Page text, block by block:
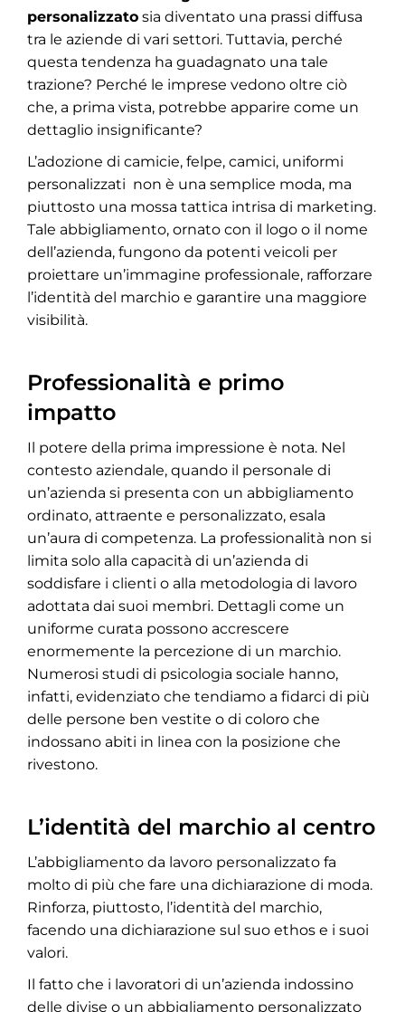
personalizzato sia diventato una prassi diffusa
tra le aziende di vari settori. Tuttavia, perché
questa tendenza ha guadagnato una tale
trazione? Perché le imprese vedono oltre ciò
che, a prima vista, potrebbe apparire come un
dettaglio insignificante?
L’adozione di camicie, felpe, camici, uniformi
personalizzati non è una semplice moda, ma
piuttosto una mossa tattica intrisa di marketing.
Tale abbigliamento, ornato con il logo o il nome
dell’azienda, fungono da potenti veicoli per
proiettare un’immagine professionale, rafforzare
l’identità del marchio e garantire una maggiore
visibilità.
Professionalità e primo
impatto
Il potere della prima impressione è nota. Nel
contesto aziendale, quando il personale di
un’azienda si presenta con un abbigliamento
ordinato, attraente e personalizzato, esala
un’aura di competenza. La professionalità non si
limita solo alla capacità di un’azienda di
soddisfare i clienti o alla metodologia di lavoro
adottata dai suoi membri. Dettagli come un
uniforme curata possono accrescere
enormemente la percezione di un marchio.
Numerosi studi di psicologia sociale hanno,
infatti, evidenziato che tendiamo a fidarci di più
delle persone ben vestite o di coloro che
indossano abiti in linea con la posizione che
rivestono.
L’identità del marchio al centro
L’abbigliamento da lavoro personalizzato fa
molto di più che fare una dichiarazione di moda.
Rinforza, piuttosto, l’identità del marchio,
facendo una dichiarazione sul suo ethos e i suoi
valori.
Il fatto che i lavoratori di un’azienda indossino
delle divise o un abbigliamento personalizzato